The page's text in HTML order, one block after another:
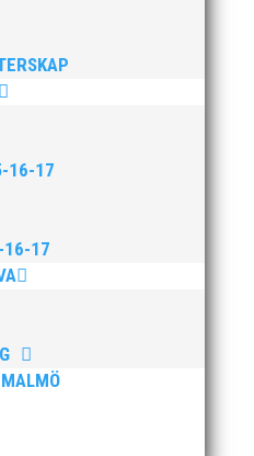
16-17
16-17
sista träningstillfälle för
i lördags i ett riktigt
inte vår löpargrupp